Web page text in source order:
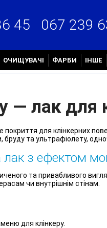
45 067 239
ОЧИЩУВАЧІ ФАРБИ ІНШЕ
— лак
для клінкерних
та ультрафіолету,
лак з ефектом
та привабливого
чи внутрішнім стінам.
для клінкеру.